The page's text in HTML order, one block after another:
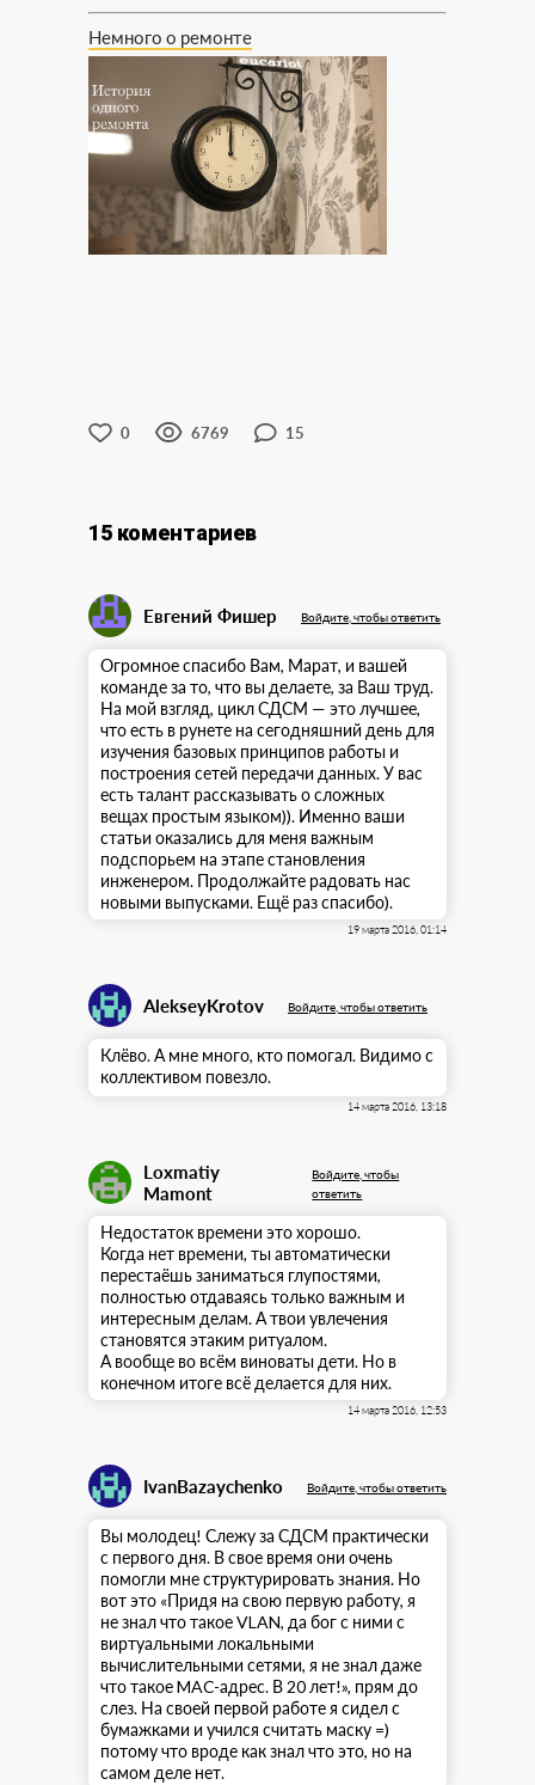
Немного о ремонте
0 6769 15
15 коментариев
Евгений Фишер Войдите, чтобы ответить
Огромное спасибо Вам, Марат, и вашей
команде за то, что вы делаете, за Ваш труд.
На мой взгляд, цикл СДСМ — это лучшее,
что есть в рунете на сегодняшний день для
изучения базовых принципов работы и
построения сетей передачи данных. У вас
есть талант рассказывать о сложных
вещах простым языком)). Именно ваши
статьи оказались для меня важным
подспорьем на этапе становления
инженером. Продолжайте радовать нас
новыми выпусками. Ещё раз спасибо).
19 марта 2016, 01:14
AlekseyKrotov Войдите, чтобы ответить
Клёво. А мне много, кто помогал. Видимо с
коллективом повезло.
14 марта 2016, 13:18
Loxmatiy
Mamont
Войдите, чтобы
ответить
Недостаток времени это хорошо.
Когда нет времени, ты автоматически
перестаёшь заниматься глупостями,
полностью отдаваясь только важным и
интересным делам. А твои увлечения
становятся этаким ритуалом.
А вообще во всём виноваты дети. Но в
конечном итоге всё делается для них.
14 марта 2016, 12:53
IvanBazaychenko Войдите, чтобы ответить
Вы молодец! Слежу за СДСМ практически
с первого дня. В свое время они очень
помогли мне структурировать знания. Но
вот это «Придя на свою первую работу, я
не знал что такое VLAN, да бог с ними с
виртуальными локальными
вычислительными сетями, я не знал даже
что такое MAC-адрес. В 20 лет!», прям до
слез. На своей первой работе я сидел с
бумажками и учился считать маску =)
потому что вроде как знал что это, но на
самом деле нет.